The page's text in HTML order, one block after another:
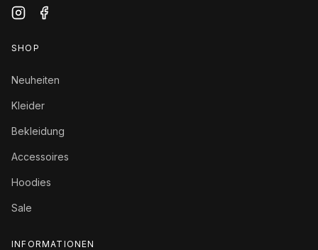
SHOP
Neuheiten
Kleider
Bekleidung
Accessoires
Hoodies
Sale
INFORMATIONEN